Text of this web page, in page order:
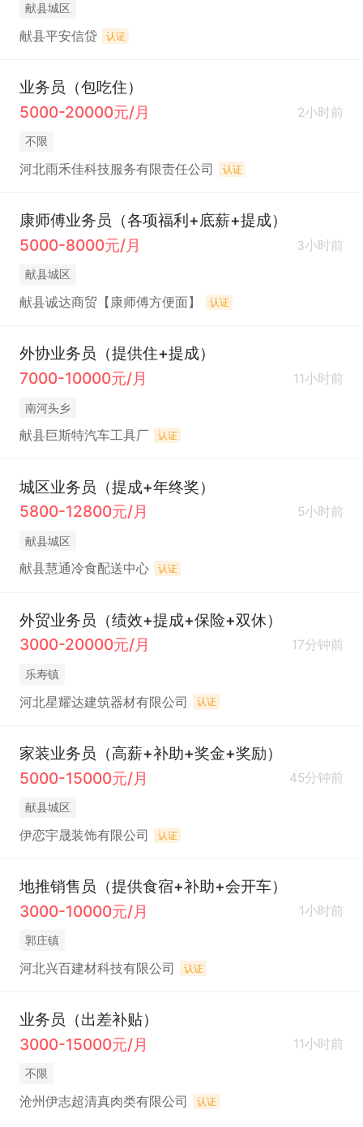
献县城区
献县平安信贷 认证
业务员（包吃住）
5000-20000元/月
2小时前
不限
河北雨禾佳科技服务有限责任公司 认证
康师傅业务员（各项福利+底薪+提成）
5000-8000元/月
3小时前
献县城区
献县诚达商贸【康师傅方便面】 认证
外协业务员（提供住+提成）
7000-10000元/月
11小时前
南河头乡
献县巨斯特汽车工具厂 认证
城区业务员（提成+年终奖）
5800-12800元/月
5小时前
献县城区
献县慧通冷食配送中心 认证
外贸业务员（绩效+提成+保险+双休）
3000-20000元/月
17分钟前
乐寿镇
河北星耀达建筑器材有限公司 认证
家装业务员（高薪+补助+奖金+奖励）
5000-15000元/月
45分钟前
献县城区
伊恋宇晟装饰有限公司 认证
地推销售员（提供食宿+补助+会开车）
3000-10000元/月
1小时前
郭庄镇
河北兴百建材科技有限公司 认证
业务员（出差补贴）
3000-15000元/月
11小时前
不限
沧州伊志超清真肉类有限公司 认证